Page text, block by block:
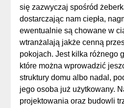
się zazwyczaj spośród
dostarczając nam ciepła,
ewentualnie są chowane w
wtranżalają jakże cenną
pokojach. Jest kilka różnego
które można wprowadzić
struktury domu albo nadal,
jego osoba już użytkowany.
projektowania oraz budowli